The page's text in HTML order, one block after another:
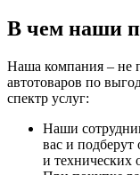
В чем наши
Наша компания – не
автотоваров по
спектр услуг:
Наши
вас и подберут
и технических